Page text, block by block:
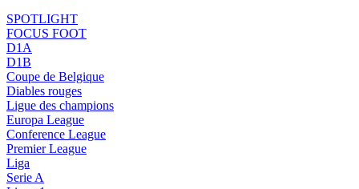
SPOTLIGHT
FOCUS FOOT
D1A
D1B
Coupe de Belgique
Diables rouges
Ligue des champions
Europa League
Conference League
Premier League
Liga
Serie A